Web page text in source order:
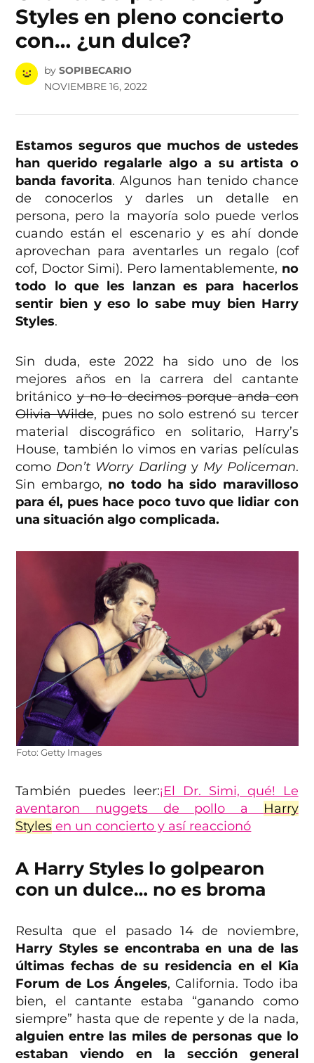
Styles en pleno concierto
con… ¿un dulce?
by SOPIBECARIO
NOVIEMBRE 16, 2022
Estamos seguros que muchos de ustedes
han querido regalarle algo a su artista o
banda favorita. Algunos han tenido chance
de conocerlos y darles un detalle en
persona, pero la mayoría solo puede verlos
cuando están el escenario y es ahí donde
aprovechan para aventarles un regalo (cof
cof, Doctor Simi). Pero lamentablemente, no
todo lo que les lanzan es para hacerlos
sentir bien y eso lo sabe muy bien Harry
Styles.
Sin duda, este 2022 ha sido uno de los
mejores años en la carrera del cantante
británicoy no lo decimos porque anda con
Olivia Wilde, pues no solo estrenó su tercer
material discográfico en solitario, Harry’s
House, también lo vimos en varias películas
como Don’t Worry Darlingy My Policeman.
Sin embargo, no todo ha sido maravilloso
para él, pues hace poco tuvo que lidiar con
una situación algo complicada.
Foto: Getty Images
También puedes leer:¡El Dr. Simi, qué! Le
aventaron nuggets de pollo a
Harry
Styles en un concierto y así reaccionó
A Harry Styles lo golpearon
con un dulce… no es broma
Resulta que el pasado 14 de noviembre,
Harry Styles se encontraba en una de las
últimas fechas de su residencia en el Kia
Forum de Los Ángeles, California. Todo iba
bien, el cantante estaba “ganando como
siempre” hasta que de repente y de la nada,
alguien entre las miles de personas que lo
estaban viendo en la sección general